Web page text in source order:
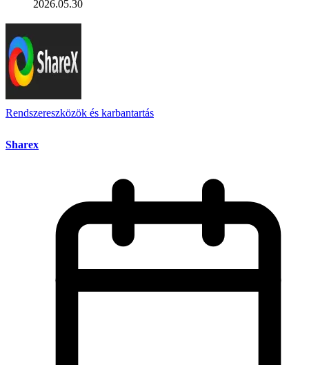
2026.05.30
Rendszereszközök és karbantartás
Sharex